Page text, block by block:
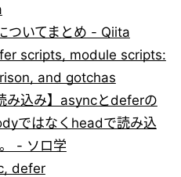
ついてまとめ - Qiita
scripts, module scripts:
and gotchas
み込み】asyncとdeferの
ではなくheadで読み込
- ソロ学
defer